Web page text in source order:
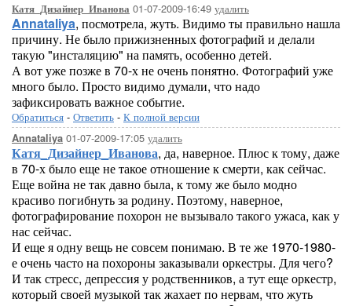
Катя_Дизайнер_Иванова 01-07-2009-16:49 удалить
Annataliya, посмотрела, жуть. Видимо ты правильно нашла
причину. Не было прижизненных фотографий и делали
такую "инсталяцию" на память, особенно детей.
А вот уже позже в 70-х не очень понятно. Фотографий уже
много было. Просто видимо думали, что надо
зафиксировать важное событие.
Обратиться - Ответить - К полной версии
Annataliya 01-07-2009-17:05 удалить
Катя_Дизайнер_Иванова, да, наверное. Плюс к тому, даже
в 70-х было еще не такое отношение к смерти, как сейчас.
Еще война не так давно была, к тому же было модно
красиво погибнуть за родину. Поэтому, наверное,
фотографирование похорон не вызывало такого ужаса, как у
нас сейчас.
И еще я одну вещь не совсем понимаю. В те же 1970-1980-
е очень часто на похороны заказывали оркестры. Для чего?
И так стресс, депрессия у родственников, а тут еще оркестр,
который своей музыкой так жахает по нервам, что жуть